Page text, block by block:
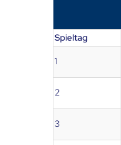
Spieltag
1
2
3